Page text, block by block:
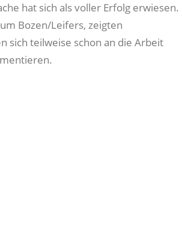
hat sich als voller Erfolg erwiesen.
Bozen/Leifers, zeigten
sich teilweise schon an die Arbeit